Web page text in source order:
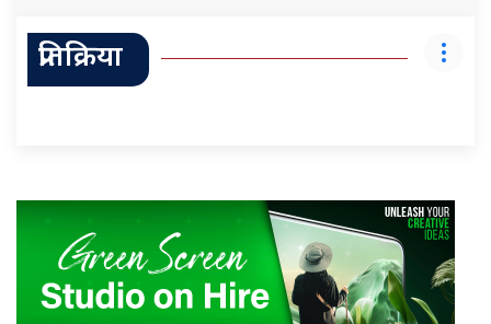
प्रतिक्रिया